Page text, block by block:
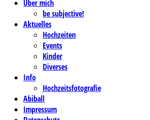
Über mich
be subjective!
Aktuelles
Hochzeiten
Events
Kinder
Diverses
Info
Hochzeitsfotografie
Abiball
Impressum